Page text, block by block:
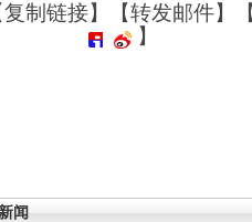
复制链接】【转发邮件】
】
闻